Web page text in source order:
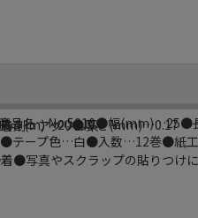
品名…No.5010●幅(mm)…25●
●テープ色…白●入数…12巻●紙工
着●写真やスクラップの貼りつ
さ(m)…20●厚さ(mm)…0.17
剤：アクリル系